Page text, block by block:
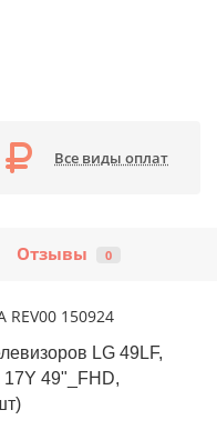
Все виды оплат
Отзывы 0
REV00 150924
LG 49LF,
49"_FHD,